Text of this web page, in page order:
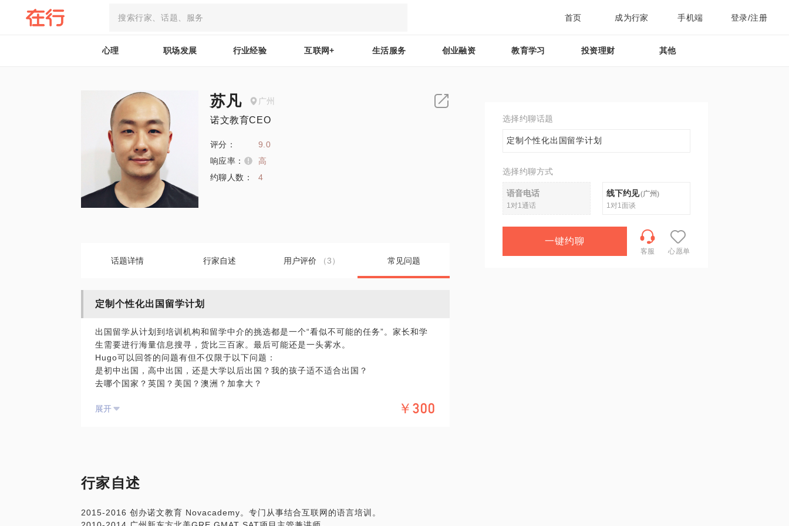
首页 成为行家 手机端 登录/注册
心理 职场发展 行业经验 互联网+ 生活服务 创业融资 教育学习 投资理财 其他
苏凡 广州
诺文教育CEO
评分：
9.0
响应率：
高
约聊人数：
4
话题详情 行家自述 用户评价 （3） 常见问题
定制个性化出国留学计划
出国留学从计划到培训机构和留学中介的挑选都是一个“看似不可能的任务”。家长和学
生需要进行海量信息搜寻，货比三百家。最后可能还是一头雾水。
Hugo可以回答的问题有但不仅限于以下问题：
是初中出国，高中出国，还是大学以后出国？我的孩子适不适合出国？
去哪个国家？英国？美国？澳洲？加拿大？
高中生是否需要参加高中国际部或者国际高中？对比普通高中国际部的优势？
另加各种行业内幕！！！！
Hugo愿意以最真诚的心和最专业的行业知识帮助各位实现最高的人生目标。^_^
展开 ￥300
行家自述
2015-2016 创办诺文教育 Novacademy。专门从事结合互联网的语言培训。
选择约聊话题
定制个性化出国留学计划
选择约聊方式
语音电话
1对1通话
线下约见(广州)
1对1面谈
一键约聊
客服 心愿单